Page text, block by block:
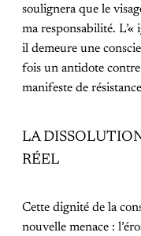
soulignera que le
ma responsabilité. L’«
il demeure une
fois un antidote
manifeste de
LA
RÉEL
Cette dignité de la
nouvelle menace :